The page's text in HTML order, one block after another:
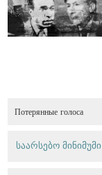
Потерянные голоса
საარსებო მინიმუმი